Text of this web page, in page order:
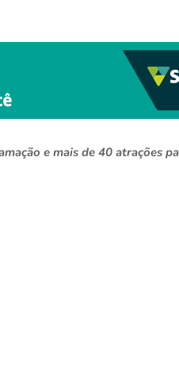
e mais de 40 atrações